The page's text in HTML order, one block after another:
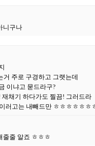
니구나
거 주로 구경하고 그랫는데
이냐고 묻드라구?
채기 하다가도 찔끔! 그러드라
러고는 내빼드만 ㅎㅎㅎㅎㅎㅎ
줄줄 알죠 ㅎㅎㅎ